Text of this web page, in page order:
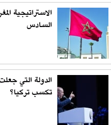
الاستراتيجية
السادس
الدولة التي
تكسب تركيا؟